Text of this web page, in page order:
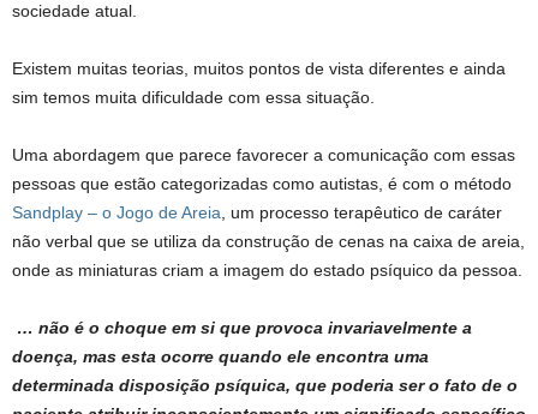
sociedade atual.
Existem muitas teorias, muitos pontos de vista diferentes e ainda
sim temos muita dificuldade com essa situação.
Uma abordagem que parece favorecer a comunicação com essas
pessoas que estão categorizadas como autistas, é com o método
Sandplay – o Jogo de Areia, um processo terapêutico de caráter
não verbal que se utiliza da construção de cenas na caixa de areia,
onde as miniaturas criam a imagem do estado psíquico da pessoa.
… não é o choque em si que provoca invariavelmente a
doença, mas esta ocorre quando ele encontra uma
determinada disposição psíquica, que poderia ser o fato de o